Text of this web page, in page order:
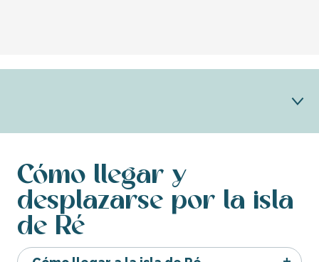
Cómo llegar y desplazarse
Consejos para las vacaciones
Folletos
Servicios
Cómo llegar y
desplazarse por la isla
de Ré